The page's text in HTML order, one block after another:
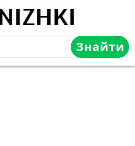
Знайти